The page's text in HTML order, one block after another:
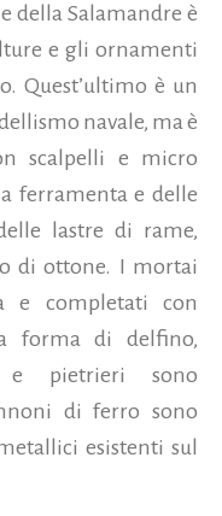
della Salamandre è
e gli ornamenti
Quest’ultimo è un
navale, ma è
scalpelli e micro
ferramenta e delle
lastre di rame,
di ottone. I mortai
e completati con
forma di delfino,
pietrieri sono
di ferro sono
esistenti sul